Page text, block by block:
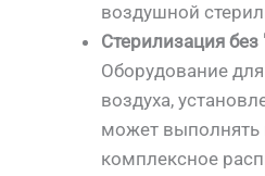
воздушной
Стерилизация
Оборудование
воздуха,
может выполнять
комплексное